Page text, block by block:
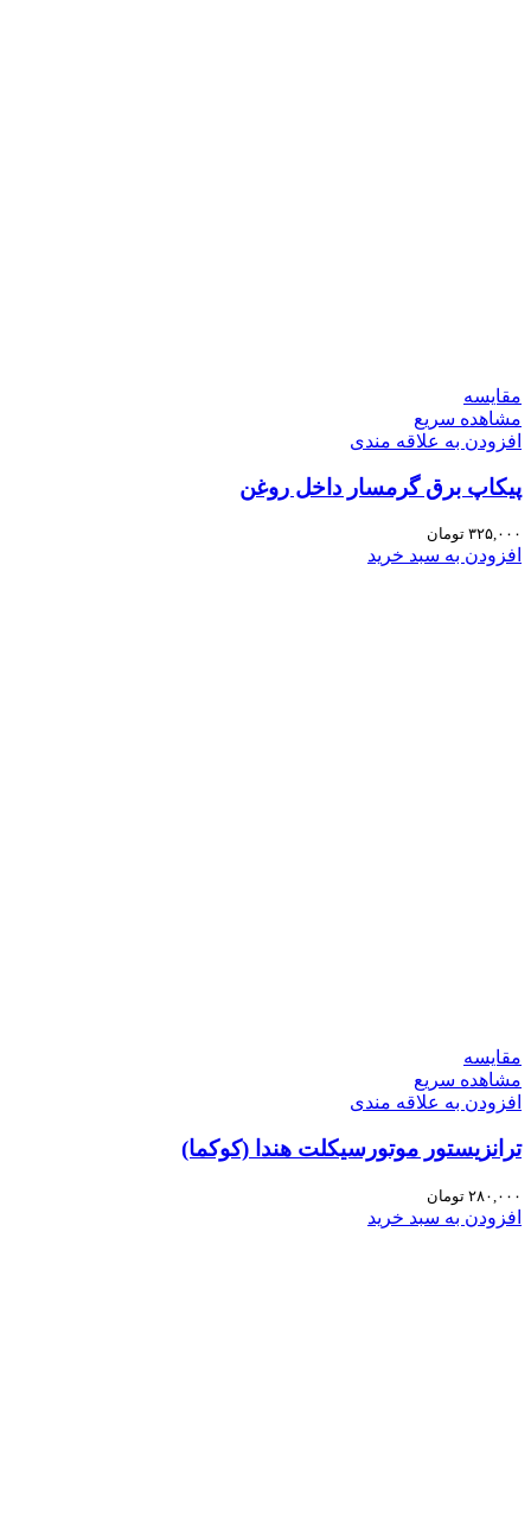
مقایسه
مشاهده سریع
افزودن به علاقه مندی
پیکاپ برق گرمسار داخل روغن
۳۲۵,۰۰۰ تومان
افزودن به سبد خرید
مقایسه
مشاهده سریع
افزودن به علاقه مندی
ترانزیستور موتورسیکلت هندا (کوکما)
۲۸۰,۰۰۰ تومان
افزودن به سبد خرید